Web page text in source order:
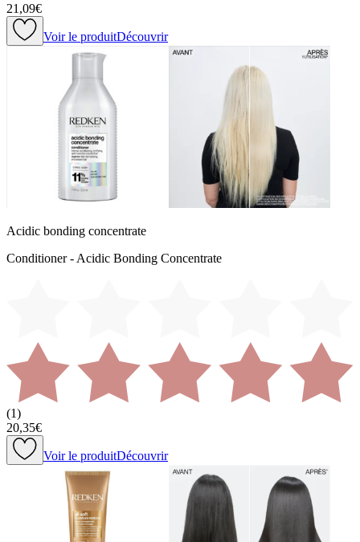
21,09€
Voir le produitDécouvrir
Acidic bonding concentrate
Conditioner - Acidic Bonding Concentrate
(1)
20,35€
Voir le produitDécouvrir